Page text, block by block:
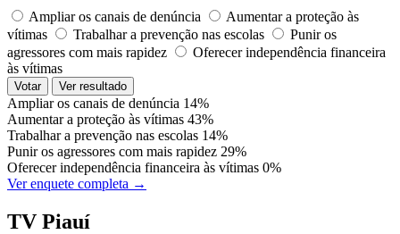
Ampliar os canais de denúncia
Aumentar a proteção às
vítimas
Trabalhar a prevenção nas escolas
Punir os
agressores com mais rapidez
Oferecer independência financeira
às vítimas
Votar Ver resultado
Ampliar os canais de denúncia 14%
Aumentar a proteção às vítimas 43%
Trabalhar a prevenção nas escolas 14%
Punir os agressores com mais rapidez 29%
Oferecer independência financeira às vítimas 0%
Ver enquete completa →
TV Piauí